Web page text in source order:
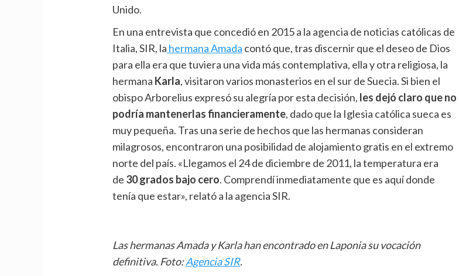
Unido.
En una entrevista que concedió en 2015 a la agencia de noticias católicas de
Italia, SIR, la hermana Amada contó que, tras discernir que el deseo de Dios
para ella era que tuviera una vida más contemplativa, ella y otra religiosa, la
hermana Karla, visitaron varios monasterios en el sur de Suecia. Si bien el
obispo Arborelius expresó su alegría por esta decisión, les dejó claro que no
podría mantenerlas financieramente, dado que la Iglesia católica sueca es
muy pequeña. Tras una serie de hechos que las hermanas consideran
milagrosos, encontraron una posibilidad de alojamiento gratis en el extremo
norte del país. «Llegamos el 24 de diciembre de 2011, la temperatura era
de 30 grados bajo cero. Comprendí inmediatamente que es aquí donde
tenía que estar», relató a la agencia SIR.
Las hermanas Amada y Karla han encontrado en Laponia su vocación
definitiva. Foto:Agencia SIR.